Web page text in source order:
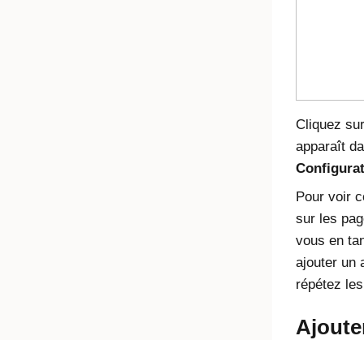
Cliquez
apparaît
Pour voir
sur les
vous en
ajouter un
répétez